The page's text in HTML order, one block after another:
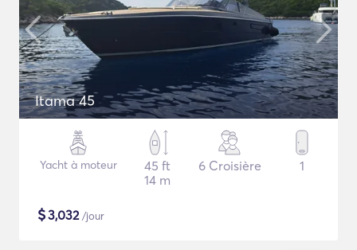
Itama 45
Yacht à moteur
45 ft
14 m
6 Croisière 1
$3,032/jour